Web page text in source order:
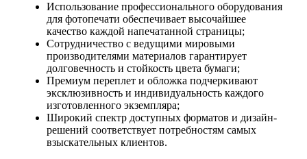
Использование профессионального оборудования
для фотопечати обеспечивает высочайшее
качество каждой напечатанной страницы;
Сотрудничество с ведущими мировыми
производителями материалов гарантирует
долговечность и стойкость цвета бумаги;
Премиум переплет и обложка подчеркивают
эксклюзивность и индивидуальность каждого
изготовленного экземпляра;
Широкий спектр доступных форматов и дизайн-
решений соответствует потребностям самых
взыскательных клиентов.